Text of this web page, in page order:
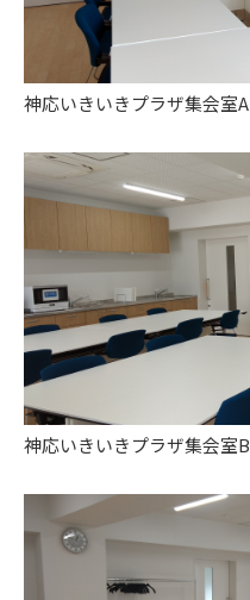
神応いきいきプラザ集会室A
神応いきいきプラザ集会室B